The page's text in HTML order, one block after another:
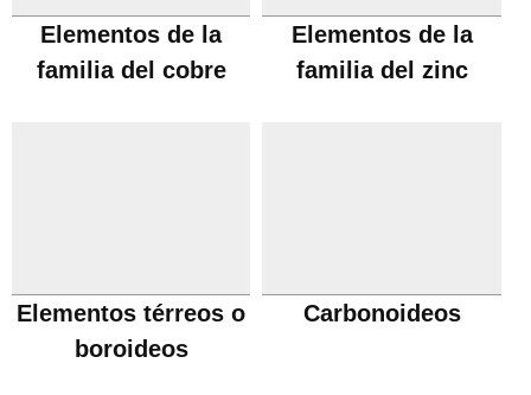
Elementos de la
familia del cobre
Elementos de la
familia del zinc
Elementos térreos o
boroideos
Carbonoideos